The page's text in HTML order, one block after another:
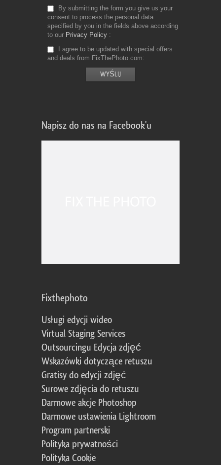
By submitting the form you give us your
consent to process the personal data
specified by you in the fields above according
to our Privacy Policy
I agree to be updated with special offers
and deals from FixThePhoto.com
Napisz do nas na Facebook'u
Fixthephoto
Usługi edycji wideo
Virtual Staging Services
Outsourcingu Edycja zdjęć
Wskazówki dotyczące retuszu
Gratisy do edycji zdjęć
Surowe zdjęcia do retuszu
Darmowe akcje Photoshop
Darmowe ustawienia Lightroom
Program partnerski
Polityka prywatności
Polityka Cookie